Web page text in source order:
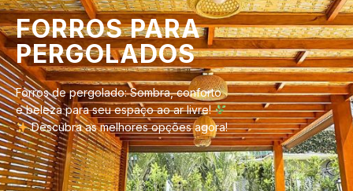
FORROSPARA
PERGOLADOS
Forros de pergolado: Sombra, conforto
e beleza para seu espaço ao ar livre!
Descubra as melhores opções agora!